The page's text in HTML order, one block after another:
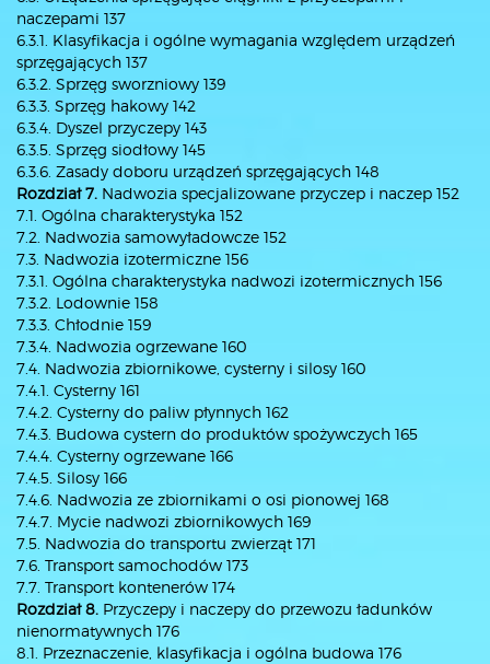
naczepami 137
6.3.1. Klasyfikacja i ogólne wymagania względem urządzeń
sprzęgających 137
6.3.2. Sprzęg sworzniowy 139
6.3.3. Sprzęg hakowy 142
6.3.4. Dyszel przyczepy 143
6.3.5. Sprzęg siodłowy 145
6.3.6. Zasady doboru urządzeń sprzęgających 148
Rozdział 7. Nadwozia specjalizowane przyczep i naczep 152
7.1. Ogólna charakterystyka 152
7.2. Nadwozia samowyładowcze 152
7.3. Nadwozia izotermiczne 156
7.3.1. Ogólna charakterystyka nadwozi izotermicznych 156
7.3.2. Lodownie 158
7.3.3. Chłodnie 159
7.3.4. Nadwozia ogrzewane 160
7.4. Nadwozia zbiornikowe, cysterny i silosy 160
7.4.1. Cysterny 161
7.4.2. Cysterny do paliw płynnych 162
7.4.3. Budowa cystern do produktów spożywczych 165
7.4.4. Cysterny ogrzewane 166
7.4.5. Silosy 166
7.4.6. Nadwozia ze zbiornikami o osi pionowej 168
7.4.7. Mycie nadwozi zbiornikowych 169
7.5. Nadwozia do transportu zwierząt 171
7.6. Transport samochodów 173
7.7. Transport kontenerów 174
Rozdział 8. Przyczepy i naczepy do przewozu ładunków
nienormatywnych 176
8.1. Przeznaczenie, klasyfikacja i ogólna budowa 176